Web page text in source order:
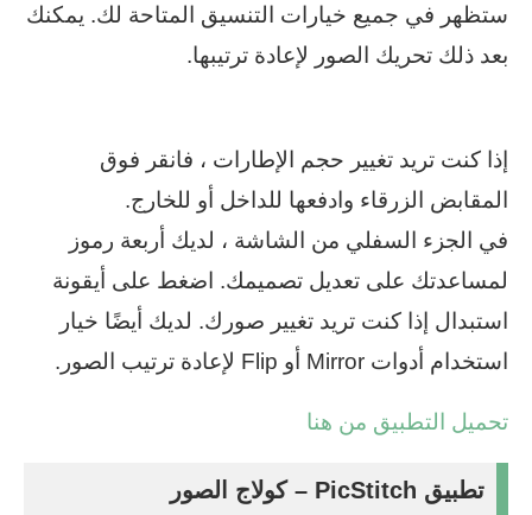
ستظهر في جميع خيارات التنسيق المتاحة لك. يمكنك
بعد ذلك تحريك الصور لإعادة ترتيبها.
إذا كنت تريد تغيير حجم الإطارات ، فانقر فوق
المقابض الزرقاء وادفعها للداخل أو للخارج.
في الجزء السفلي من الشاشة ، لديك أربعة رموز
لمساعدتك على تعديل تصميمك. اضغط على أيقونة
استبدال إذا كنت تريد تغيير صورك. لديك أيضًا خيار
استخدام أدوات Mirror أو Flip لإعادة ترتيب الصور.
تحميل التطبيق من هنا
تطبيق PicStitch – كولاج الصور